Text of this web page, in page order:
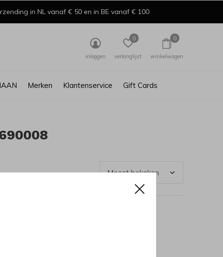
Merken Klantenservice Gift Cards
inloggen verlanglijst
0
winkelwagen
0
in NL vanaf € 50 en in BE vanaf € 100